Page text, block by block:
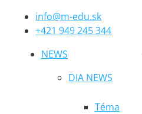
info@m-edu.sk
+421 949 245 344
NEWS
DIA NEWS
Téma